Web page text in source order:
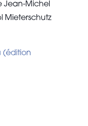
Jean-Michel
Mieterschutz
(édition